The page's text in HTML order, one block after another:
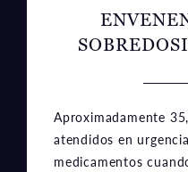
Aproximadamente
atendidos en
medicamentos